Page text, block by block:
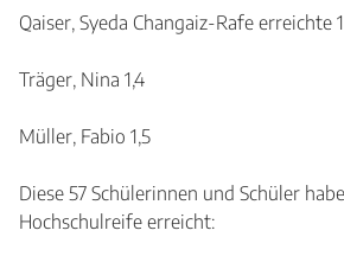
Qaiser, Syeda Changaiz-Rafe erreichte
Träger, Nina 1,4
Müller, Fabio 1,5
Diese 57 Schülerinnen und Schüler
Hochschulreife erreicht: